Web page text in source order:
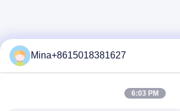
Mina+8615018381627
6:03 PM